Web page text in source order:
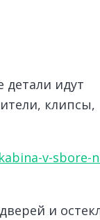
детали идут
клипсы,
v-sbore-
и